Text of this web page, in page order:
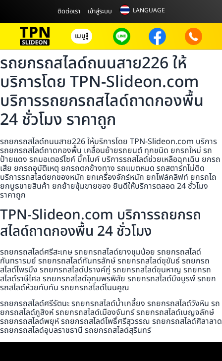
ติดต่อเรา เข้าสู่ระบบ LANGUAGE
เมนู
รถยกรถสไลด์ถนนสาย226 ให้
บริการโดย TPN-Slideon.com
บริการรถยกรถสไลด์ถาดกองพื้น
24 ชั่วโมง ราคาถูก
รถยกรถสไลด์ถนนสาย226 ให้บริการโดย TPN-Slideon.com บริการ
รถยกรถสไลด์ถาดกองพื้น เคลื่อนย้ายรถยนต์ ทุกชนิด ยกรถใหม่ รถ
ป้ายแดง รถมอเตอร์ไซค์ บิ๊กไบค์ บริการรถสไลด์ช่วยเหลือฉุกเฉิน ยกรถ
เสีย ยกรถอุบัติเหตุ ยกรถตกข้างทาง รถแบตหมด รถสตาร์ทไม่ติด
บริการรถสไลด์ยกของหนัก ยกเครื่องจักร์หนัก ยกโฟล์คลิฟท์ ยกรถไถ
ยกบูธขายสินค้า ยกย้ายซุ้มขายของ ยินดีให้บริการตลอด 24 ชั่วโมง
ราคาถูก
TPN-Slideon.com บริการรถยกรถ
สไลด์ถาดกองพื้น 24 ชั่วโมง
รถยกรถสไลด์ศรีสะเกษ รถยกรถสไลด์ยางชุมน้อย รถยกรถสไลด์
กันทรารมย์ รถยกรถสไลด์กันทรลักษ์ รถยกรถสไลด์ขุขันธ์ รถยกรถ
สไลด์ไพรบึง รถยกรถสไลด์ปรางค์กู่ รถยกรถสไลด์ขุนหาญ รถยกรถ
สไลด์ราษีไศล รถยกรถสไลด์อุทุมพรพิสัย รถยกรถสไลด์บึงบูรพ์ รถยก
รถสไลด์ห้วยทับทัน รถยกรถสไลด์โนนคูณ
รถยกรถสไลด์ศรีรัตนะ รถยกรถสไลด์น้ำเกลี้ยง รถยกรถสไลด์วังหิน รถ
ยกรถสไลด์ภูสิงห์ รถยกรถสไลด์เมืองจันทร์ รถยกรถสไลด์เบญจลักษ์
รถยกรถสไลด์พยุห์ รถยกรถสไลด์โพธิ์ศรีสุวรรณ รถยกรถสไลด์ศิลาลาด
รถยกรถสไลด์อุบลราชธานี รถยกรถสไลด์สุรินทร์